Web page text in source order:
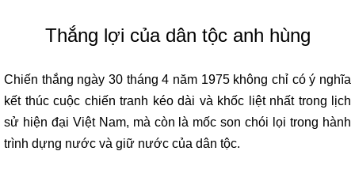
Thắng lợi của dân tộc anh hùng
Chiến thắng ngày 30 tháng 4 năm 1975 không chỉ có ý nghĩa
kết thúc cuộc chiến tranh kéo dài và khốc liệt nhất trong lịch
sử hiện đại Việt Nam, mà còn là mốc son chói lọi trong hành
trình dựng nước và giữ nước của dân tộc.